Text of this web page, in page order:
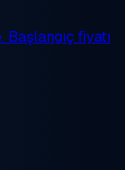
Başlangıç fiyatı